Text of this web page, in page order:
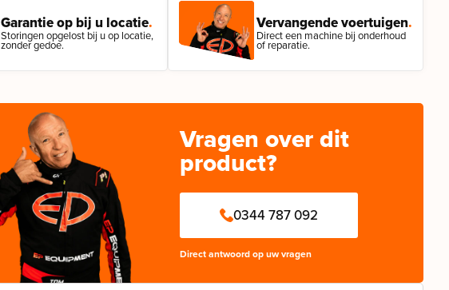
Garantie op bij u locatie.
Storingen opgelost bij u op locatie,
zonder gedoe.
Vervangende voertuigen.
Direct een machine bij onderhoud
of reparatie.
Vragen over dit
product?
0344 787 092
Direct antwoord op uw vragen